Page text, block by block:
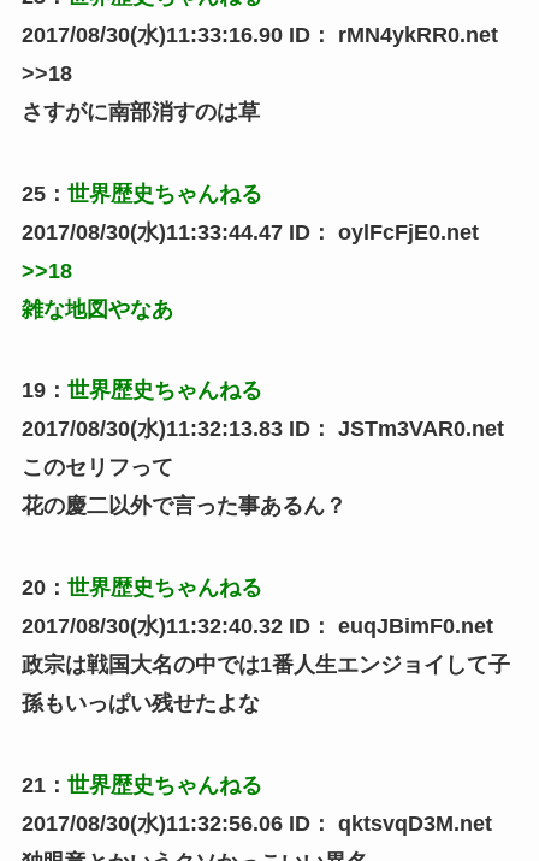
2017/08/30(水)11:33:16.90ID： rMN4ykRR0.net
>>18
さすがに南部消すのは草
25： 世界歴史ちゃんねる
2017/08/30(水)11:33:44.47ID： oylFcFjE0.net
>>18
雑な地図やなあ
19： 世界歴史ちゃんねる
2017/08/30(水)11:32:13.83ID： JSTm3VAR0.net
このセリフって
花の慶二以外で言った事あるん？
20： 世界歴史ちゃんねる
2017/08/30(水)11:32:40.32ID： euqJBimF0.net
政宗は戦国大名の中では1番人生エンジョイして子
孫もいっぱい残せたよな
21： 世界歴史ちゃんねる
2017/08/30(水)11:32:56.06ID： qktsvqD3M.net